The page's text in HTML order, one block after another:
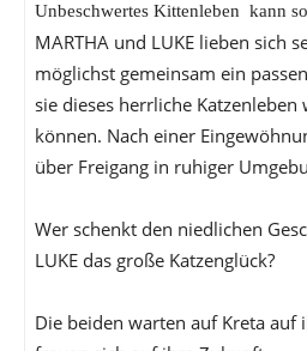
Unbeschwertes Kittenleben kann
MARTHA und LUKE lieben sich
möglichst gemeinsam ein
sie dieses herrliche Katzenleben
können. Nach einer
über Freigang in ruhiger
Wer schenkt den niedlichen
LUKE das große Katzenglück?
Die beiden warten auf Kreta auf